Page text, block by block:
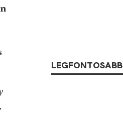
LEGFONTOSABB